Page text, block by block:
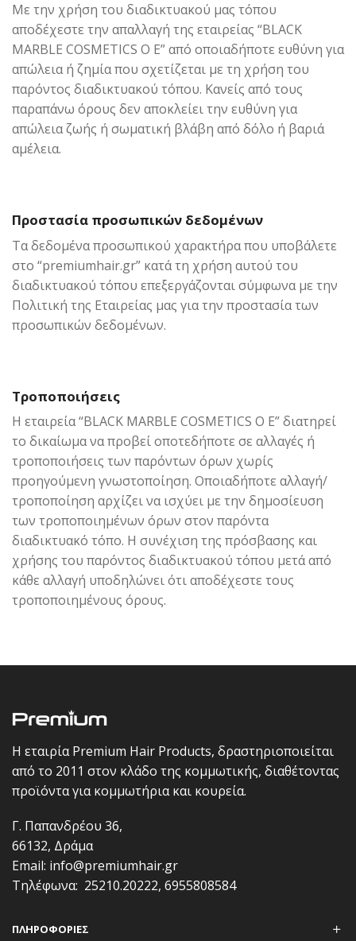
Με την χρήση του διαδικτυακού μας τόπου
αποδέχεστε την απαλλαγή της εταιρείας “BLACK
MARBLE COSMETICS Ο Ε” από οποιαδήποτε ευθύνη για
απώλεια ή ζημία που σχετίζεται με τη χρήση του
παρόντος διαδικτυακού τόπου. Κανείς από τους
παραπάνω όρους δεν αποκλείει την ευθύνη για
απώλεια ζωής ή σωματική βλάβη από δόλο ή βαριά
αμέλεια.
Προστασία προσωπικών δεδομένων
Τα δεδομένα προσωπικού χαρακτήρα που υποβάλετε
στο “premiumhair.gr” κατά τη χρήση αυτού του
διαδικτυακού τόπου επεξεργάζονται σύμφωνα με την
Πολιτική της Εταιρείας μας για την προστασία των
προσωπικών δεδομένων.
Τροποποιήσεις
Η εταιρεία “BLACK MARBLE COSMETICS Ο Ε” διατηρεί
το δικαίωμα να προβεί οποτεδήποτε σε αλλαγές ή
τροποποιήσεις των παρόντων όρων χωρίς
προηγούμενη γνωστοποίηση. Οποιαδήποτε αλλαγή/
τροποποίηση αρχίζει να ισχύει με την δημοσίευση
των τροποποιημένων όρων στον παρόντα
διαδικτυακό τόπο. Η συνέχιση της πρόσβασης και
χρήσης του παρόντος διαδικτυακού τόπου μετά από
κάθε αλλαγή υποδηλώνει ότι αποδέχεστε τους
τροποποιημένους όρους.
Η εταιρία Premium Hair Products, δραστηριοποιείται
από το 2011 στον κλάδο της κομμωτικής, διαθέτοντας
προϊόντα για κομμωτήρια και κουρεία.
Γ. Παπανδρέου 36,
66132, Δράμα
Email: info@premiumhair.gr
Τηλέφωνα: 25210.20222, 6955808584
ΠΛΗΡΟΦΟΡΊΕΣ